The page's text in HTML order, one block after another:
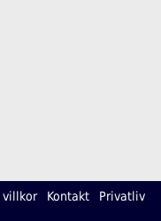
villkor Kontakt Privatliv